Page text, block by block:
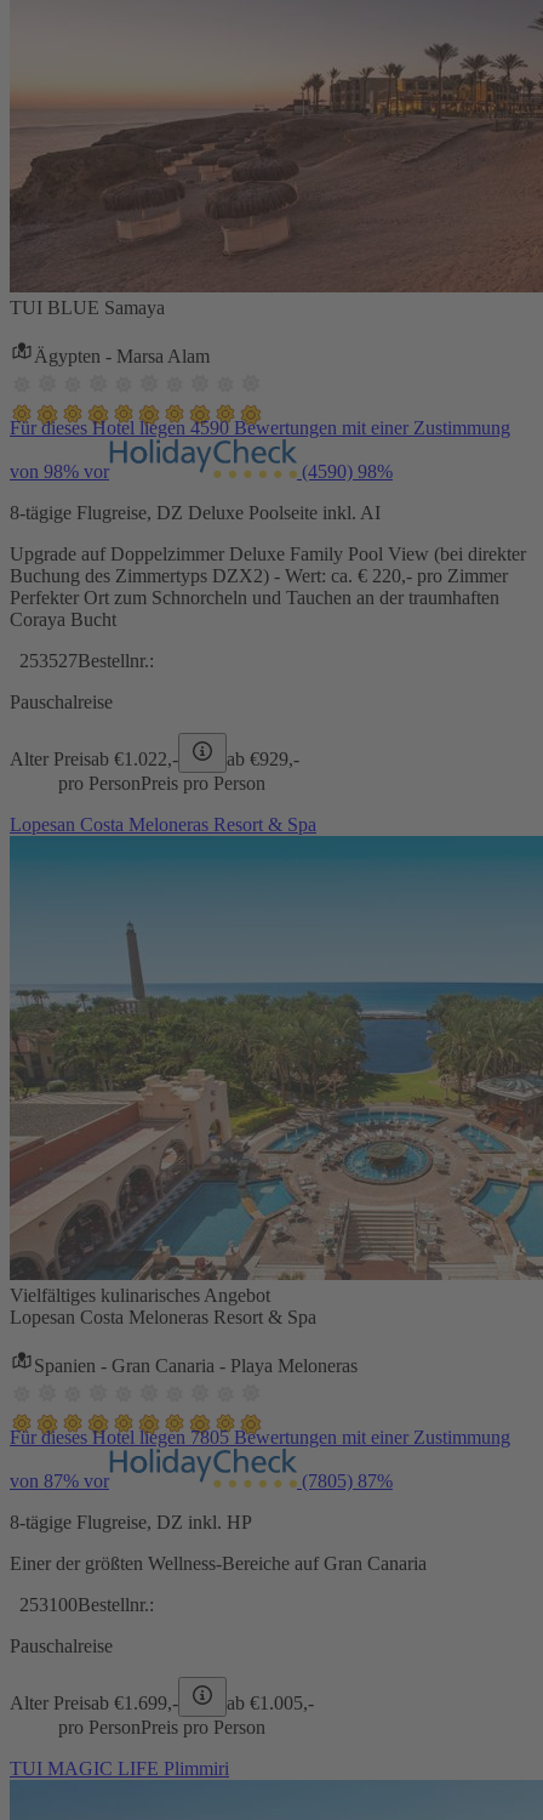
TUI BLUE Samaya
Ägypten - Marsa Alam
Für dieses Hotel liegen 4590 Bewertungen mit einer Zustimmung
von 98% vor (4590) 98%
8-tägige Flugreise, DZ Deluxe Poolseite inkl. AI
Upgrade auf Doppelzimmer Deluxe Family Pool View (bei direkter
Buchung des Zimmertyps DZX2) - Wert: ca. € 220,- pro Zimmer
Perfekter Ort zum Schnorcheln und Tauchen an der traumhaften
Coraya Bucht
253527Bestellnr.:
Pauschalreise
Alter Preisab €1.022,- ab €929,-
pro PersonPreis pro Person
Lopesan Costa Meloneras Resort & Spa
Vielfältiges kulinarisches Angebot
Lopesan Costa Meloneras Resort & Spa
Spanien - Gran Canaria - Playa Meloneras
Für dieses Hotel liegen 7805 Bewertungen mit einer Zustimmung
von 87% vor (7805) 87%
8-tägige Flugreise, DZ inkl. HP
Einer der größten Wellness-Bereiche auf Gran Canaria
253100Bestellnr.:
Pauschalreise
Alter Preisab €1.699,- ab €1.005,-
pro PersonPreis pro Person
TUI MAGIC LIFE Plimmiri